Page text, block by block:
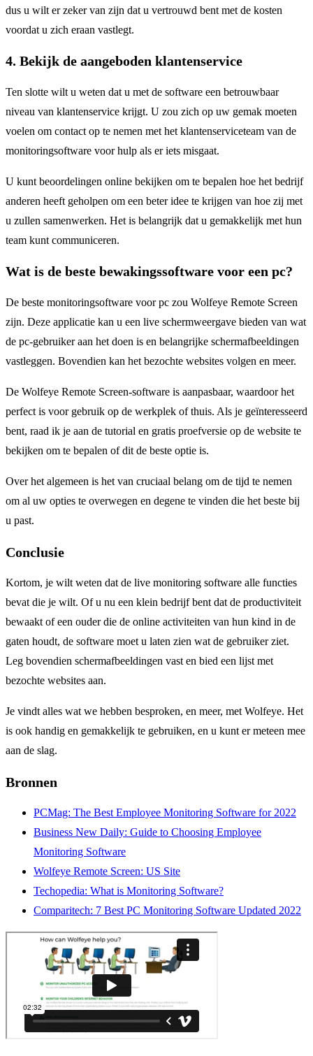
dus u wilt er zeker van zijn dat u vertrouwd bent met de kosten
voordat u zich eraan vastlegt.
4. Bekijk de aangeboden klantenservice
Ten slotte wilt u weten dat u met de software een betrouwbaar
niveau van klantenservice krijgt. U zou zich op uw gemak moeten
voelen om contact op te nemen met het klantenserviceteam van de
monitoringsoftware voor hulp als er iets misgaat.
U kunt beoordelingen online bekijken om te bepalen hoe het bedrijf
anderen heeft geholpen om een beter idee te krijgen van hoe zij met
u zullen samenwerken. Het is belangrijk dat u gemakkelijk met hun
team kunt communiceren.
Wat is de beste bewakingssoftware voor een pc?
De beste monitoringsoftware voor pc zou Wolfeye Remote Screen
zijn. Deze applicatie kan u een live schermweergave bieden van wat
de pc-gebruiker aan het doen is en belangrijke schermafbeeldingen
vastleggen. Bovendien kan het bezochte websites volgen en meer.
De Wolfeye Remote Screen-software is aanpasbaar, waardoor het
perfect is voor gebruik op de werkplek of thuis. Als je geïnteresseerd
bent, raad ik je aan de tutorial en gratis proefversie op de website te
bekijken om te bepalen of dit de beste optie is.
Over het algemeen is het van cruciaal belang om de tijd te nemen
om al uw opties te overwegen en degene te vinden die het beste bij
u past.
Conclusie
Kortom, je wilt weten dat de live monitoring software alle functies
bevat die je wilt. Of u nu een klein bedrijf bent dat de productiviteit
bewaakt of een ouder die de online activiteiten van hun kind in de
gaten houdt, de software moet u laten zien wat de gebruiker ziet.
Leg bovendien schermafbeeldingen vast en bied een lijst met
bezochte websites aan.
Je vindt alles wat we hebben besproken, en meer, met Wolfeye. Het
is ook handig en gemakkelijk te gebruiken, en u kunt er meteen mee
aan de slag.
Bronnen
PCMag: The Best Employee Monitoring Software for 2022
Business New Daily: Guide to Choosing Employee
Monitoring Software
Wolfeye Remote Screen: US Site
Techopedia: What is Monitoring Software?
Comparitech: 7 Best PC Monitoring Software Updated 2022